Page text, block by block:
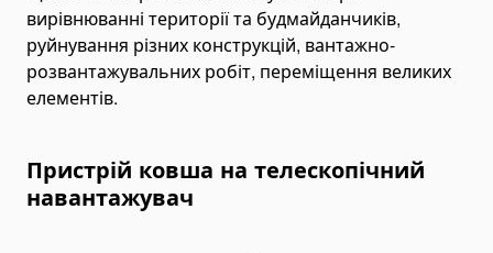
Роторні косарки
Фасадні платформи
Ротатори
Спецтехніка
Сміттєвози
вирівнюванні території та будмайданчиків,
руйнування різних конструкцій, вантажно-
розвантажувальних робіт, переміщення великих
елементів.
Пристрій ковша на телескопічний
навантажувач